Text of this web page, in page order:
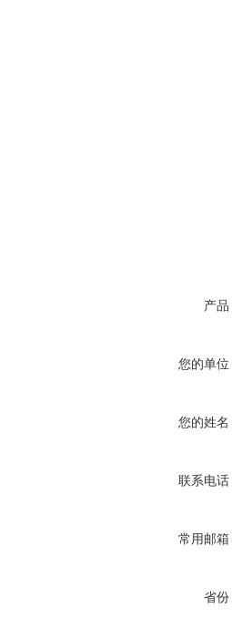
产品
您的单位
您的姓名
联系电话
常用邮箱
省份